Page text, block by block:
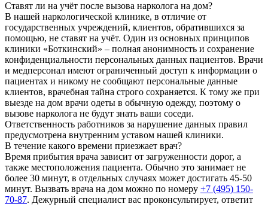
Ставят ли на учёт после вызова нарколога на дом?
В нашей наркологической клинике, в отличие от
государственных учреждений, клиентов, обратившихся за
помощью, не ставят на учёт. Один из основных принципов
клиники «Боткинский» – полная анонимность и сохранение
конфиденциальности персональных данных пациентов. Врачи
и медперсонал имеют ограниченный доступ к информации о
пациентах и никому не сообщают персональные данные
клиентов, врачебная тайна строго сохраняется. К тому же при
выезде на дом врачи одеты в обычную одежду, поэтому о
вызове нарколога не будут знать ваши соседи.
Ответственность работников за нарушение данных правил
предусмотрена внутренним уставом нашей клиники.
В течение какого времени приезжает врач?
Время прибытия врача зависит от загруженности дорог, а
также местоположения пациента. Обычно это занимает не
более 30 минут, в отдельных случаях может достигать 45-50
минут. Вызвать врача на дом можно по номеру +7 (495) 150-
70-87. Дежурный специалист вас проконсультирует, ответит